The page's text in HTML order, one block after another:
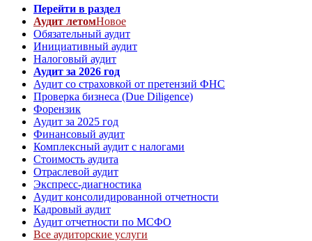
Перейти в раздел
Аудит летомНовое
Обязательный аудит
Инициативный аудит
Налоговый аудит
Аудит за 2026 год
Аудит со страховкой от претензий ФНС
Проверка бизнеса (Due Diligence)
Форензик
Аудит за 2025 год
Финансовый аудит
Комплексный аудит с налогами
Стоимость аудита
Отраслевой аудит
Экспресс-диагностика
Аудит консолидированной отчетности
Кадровый аудит
Аудит отчетности по МСФО
Все аудиторские услуги